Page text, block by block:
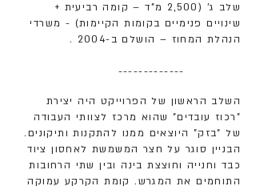
שלב ג' (2,500 מ"ד – קומה רביעית +
שינויים פנימיים בקומות הקיימות) - משרדי
הנהלת המחוז – הושלם ב-2004 .
-------------
השלב הראשון של הפרוייקט היה יצירת
"רכוז עובדים" שהוא מרכז לצוותי העבודה
של "בזק" היוצאים ממנו להתקנות ותיקונים.
הבניין סוגר על חצר המשמשת לאחסון ציוד
כבד וחנייה וחוצצת בינה ובין שתי הרחובות
התוחמים את המגרש. קומת הקרקע עמוקה